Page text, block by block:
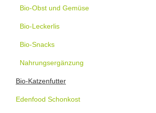
Bio-Obst und Gemüse
Bio-Leckerlis
Bio-Snacks
Nahrungsergänzung
Bio-Katzenfutter
Edenfood Schonkost